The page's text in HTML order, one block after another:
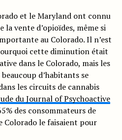
et le Maryland ont connu
vente d’opioïdes, même si
au Colorado. Il n’est
cette diminution était
dans le Colorado, mais les
d’habitants se
les circuits de cannabis
du Journal of Psychoactive
des consommateurs de
Colorado le faisaient pour